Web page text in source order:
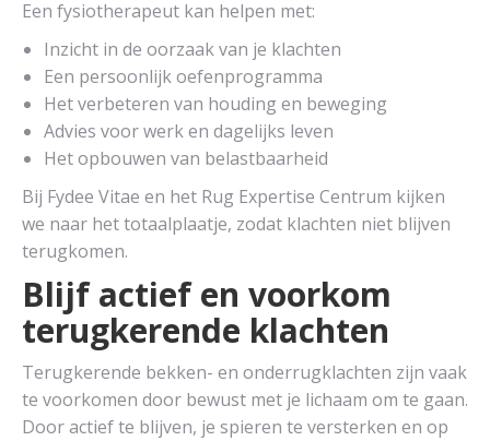
Een fysiotherapeut kan helpen met:
Inzicht in de oorzaak van je klachten
Een persoonlijk oefenprogramma
Het verbeteren van houding en beweging
Advies voor werk en dagelijks leven
Het opbouwen van belastbaarheid
Bij Fydee Vitae en het Rug Expertise Centrum kijken
we naar het totaalplaatje, zodat klachten niet blijven
terugkomen.
Blijf actief en voorkom
terugkerende klachten
Terugkerende bekken- en onderrugklachten zijn vaak
te voorkomen door bewust met je lichaam om te gaan.
Door actief te blijven, je spieren te versterken en op